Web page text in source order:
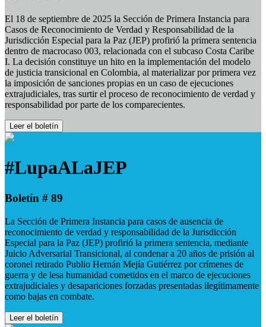
El 18 de septiembre de 2025 la Sección de Primera Instancia para
Casos de Reconocimiento de Verdad y Responsabilidad de la
Jurisdicción Especial para la Paz (JEP) profirió la primera sentencia
dentro de macrocaso 003, relacionada con el subcaso Costa Caribe
I. La decisión constituye un hito en la implementación del modelo
de justicia transicional en Colombia, al materializar por primera vez
la imposición de sanciones propias en un caso de ejecuciones
extrajudiciales, tras surtir el proceso de reconocimiento de verdad y
responsabilidad por parte de los comparecientes.
Leer el boletín
#LupaALaJEP
Boletín # 89
La Sección de Primera Instancia para casos de ausencia de
reconocimiento de verdad y responsabilidad de la Jurisdicción
Especial para la Paz (JEP) profirió la primera sentencia, mediante
Juicio Adversarial Transicional, al condenar a 20 años de prisión al
coronel retirado Publio Hernán Mejía Gutiérrez por crímenes de
guerra y de lesa humanidad cometidos en el marco de ejecuciones
extrajudiciales y desapariciones forzadas presentadas ilegítimamente
como bajas en combate.
Leer el boletín